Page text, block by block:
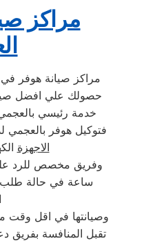
مراكز
حصولك علي افضل
خدمة رئيسي
فتوكيل هوفر بالعجمي
الاجهزة
ساعة في حالة طلب
وصيانتها في اقل وقت
تقبل المنافسة بفريق